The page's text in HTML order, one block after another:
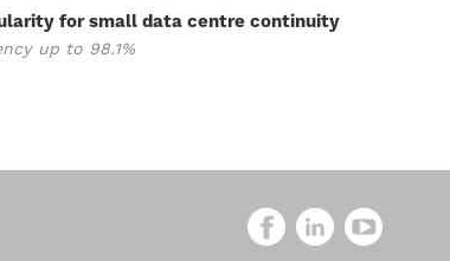
for small data centre continuity
up to 98.1%